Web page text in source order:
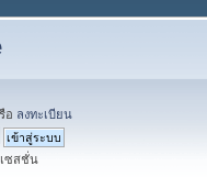
อ ลงทะเบียน
เซสชั่น